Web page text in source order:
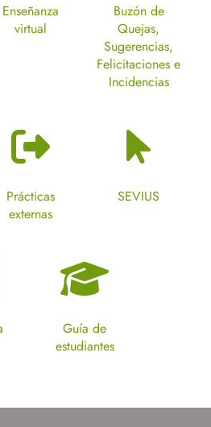
Enseñanza
virtual
Buzón de
Quejas,
Sugerencias,
Felicitaciones e
Incidencias
Prácticas
externas
SEVIUS
Guía de
estudiantes